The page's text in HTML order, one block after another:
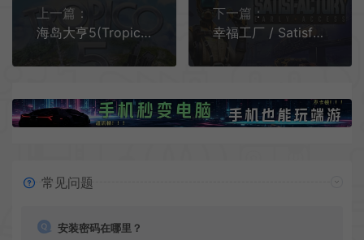
上一篇：
海岛大亨5(Tropico 5)简中|PC|MOD|海岛模拟经营游戏
下一篇：
幸福工厂 / Satisfactory 第一人称开放世界工厂建设游戏
常见问题
安装密码在哪里？